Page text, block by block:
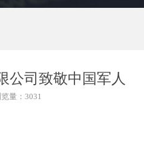
公司致敬中国军人
量：3031